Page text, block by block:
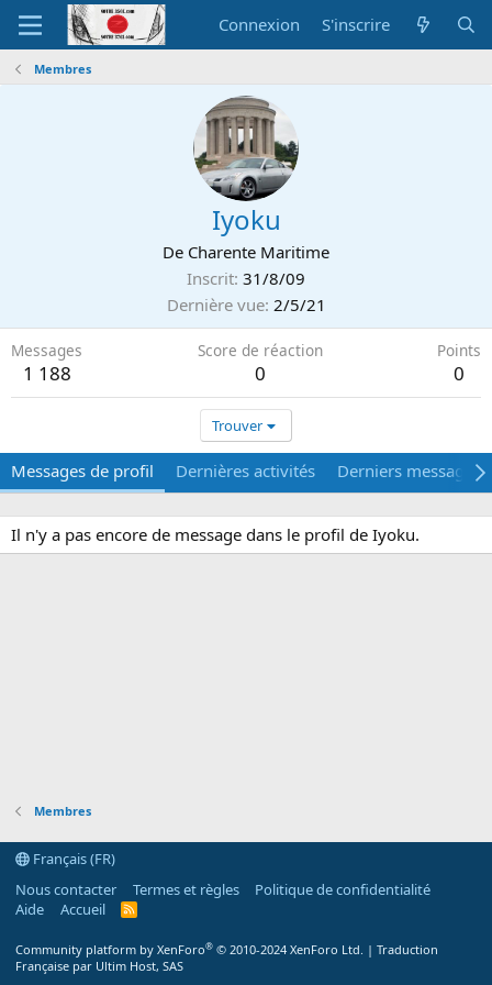
Connexion S'inscrire
Membres
Iyoku
De Charente Maritime
Inscrit 31/8/09
Dernière vue 2/5/21
Messages
1 188
Score de réaction
0
Points
0
Trouver
Messages de profil Dernières activités Derniers messages
Il n'y a pas encore de message dans le profil de Iyoku.
Membres
Français (FR)
Nous contacter
Termes et règles
Politique de confidentialité
Aide
Accueil
R
Community platform by XenForo® © 2010-2024 XenForo Ltd. | Traduction
Française par Ultim Host, SAS